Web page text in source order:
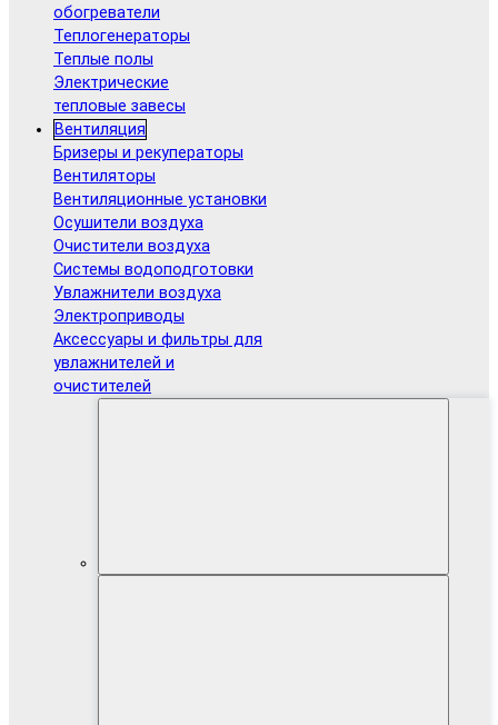
обогреватели
Теплогенераторы
Теплые полы
Электрические
тепловые завесы
Вентиляция
Бризеры и рекуператоры
Вентиляторы
Вентиляционные установки
Осушители воздуха
Очистители воздуха
Системы водоподготовки
Увлажнители воздуха
Электроприводы
Аксессуары и фильтры для
увлажнителей и
очистителей